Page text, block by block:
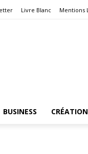
Livre Blanc Mentions
BUSINESS CRÉATION